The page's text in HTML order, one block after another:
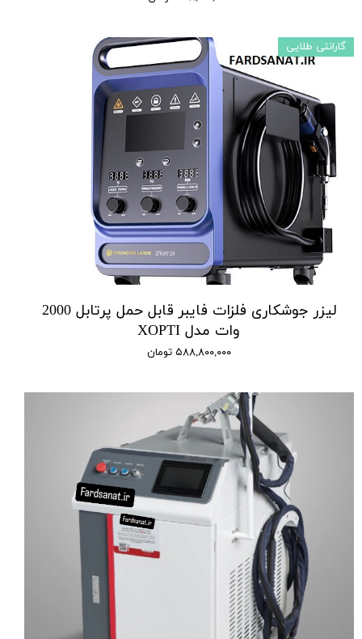
لیزر جوشکاری فلزات فایبر قابل حمل پرتابل 2000
وات مدل XOPTI
۵۸۸,۸۰۰,۰۰۰ تومان
گارانتی طلایی